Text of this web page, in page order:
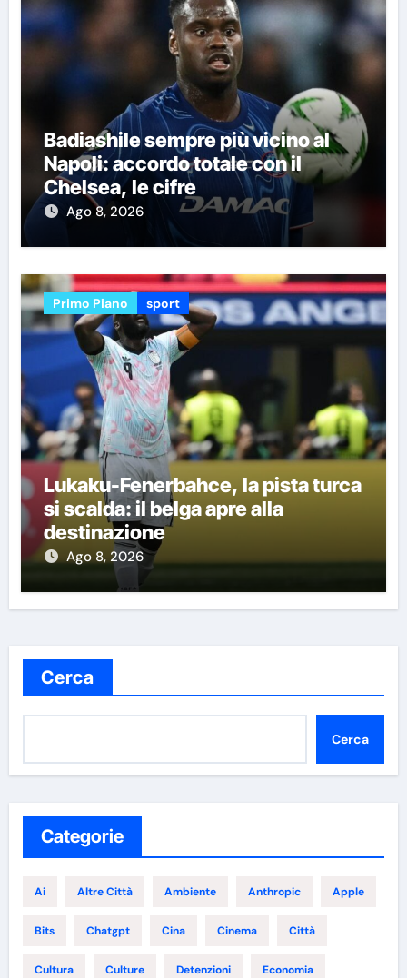
Badiashile sempre più vicino al
Napoli: accordo totale con il
Chelsea, le cifre
Ago 8, 2026
Primo Piano sport
Lukaku-Fenerbahce, la pista turca
si scalda: il belga apre alla
destinazione
Ago 8, 2026
Cerca
Cerca
Categorie
Ai Altre Città Ambiente Anthropic Apple
Bits Chatgpt Cina Cinema Città
Cultura Culture Detenzioni Economia